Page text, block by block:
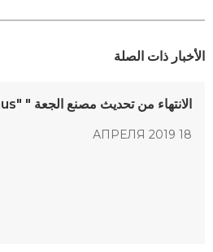
الأخبار ذات الصلة
الانتهاء من تحديث مصنع الجعة " "Gambrinus
18 АПРЕЛЯ 2019